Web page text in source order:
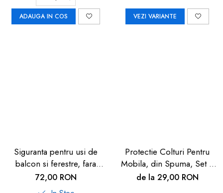
ADAUGA IN COS VEZI VARIANTE
Siguranta pentru usi de
balcon si ferestre, fara
gaurire sau lipire, gri
antracit, Reer WinLock
72,00 RON
Protectie Colturi Pentru
Mobila, din Spuma, Set 4
buc
de la 29,00 RON